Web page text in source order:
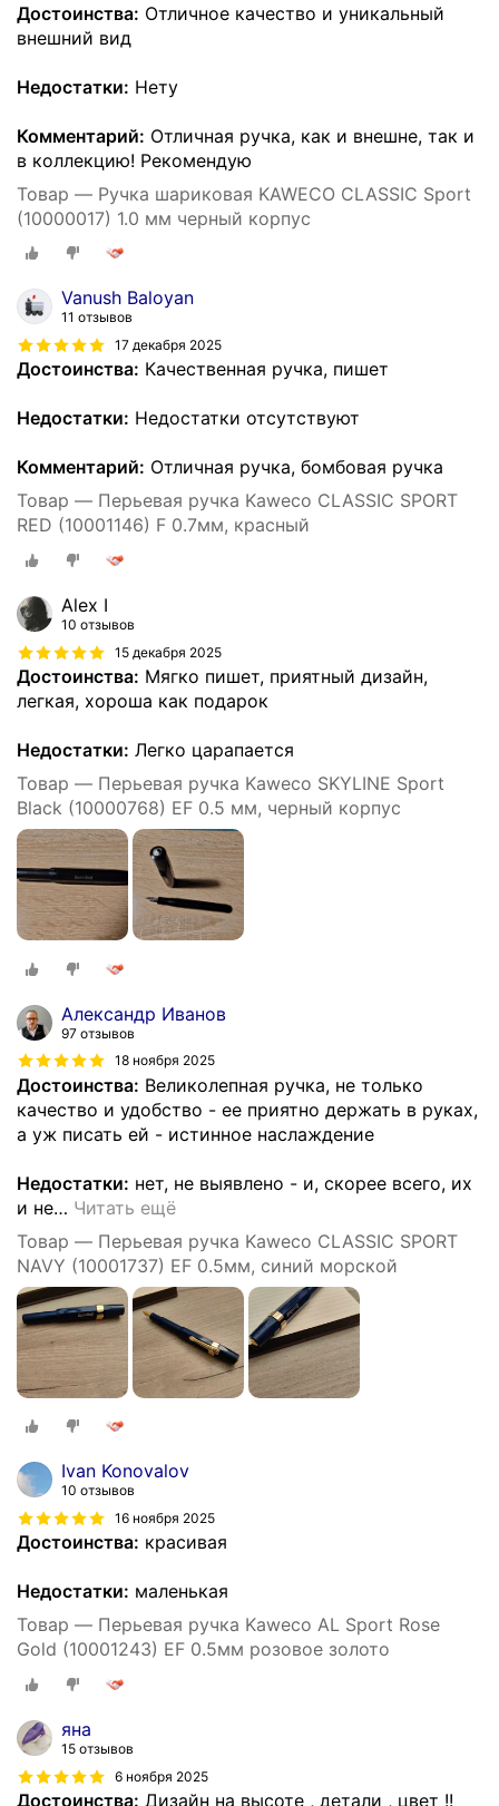
Достоинства: Отличное качество и уникальный
внешний вид
Недостатки: Нету
Комментарий: Отличная ручка, как и внешне, так и
в коллекцию! Рекомендую
Товар — Ручка шариковая KAWECO CLASSIC Sport
(10000017) 1.0 мм черный корпус
Vanush Baloyan
11 отзывов
17 декабря 2025
Достоинства: Качественная ручка, пишет
Недостатки: Недостатки отсутствуют
Комментарий: Отличная ручка, бомбовая ручка
Товар — Перьевая ручка Kaweco CLASSIC SPORT
RED (10001146) F 0.7мм, красный
Alex I
10 отзывов
15 декабря 2025
Достоинства: Мягко пишет, приятный дизайн,
легкая, хороша как подарок
Недостатки: Легко царапается
Товар — Перьевая ручка Kaweco SKYLINE Sport
Black (10000768) EF 0.5 мм, черный корпус
Александр Иванов
97 отзывов
18 ноября 2025
Достоинства: Великолепная ручка, не только
качество и удобство - ее приятно держать в руках,
а уж писать ей - истинное наслаждение
Недостатки: нет, не выявлено - и, скорее всего, их
и не… Читать ещё
Товар — Перьевая ручка Kaweco CLASSIC SPORT
NAVY (10001737) EF 0.5мм, синий морской
Ivan Konovalov
10 отзывов
16 ноября 2025
Достоинства: красивая
Недостатки: маленькая
Товар — Перьевая ручка Kaweco AL Sport Rose
Gold (10001243) EF 0.5мм розовое золото
яна
15 отзывов
6 ноября 2025
Достоинства: Дизайн на высоте , детали , цвет !!